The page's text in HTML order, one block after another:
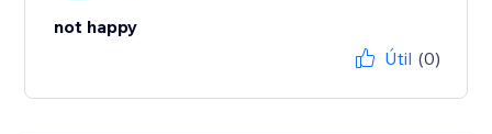
not happy
Útil (0)